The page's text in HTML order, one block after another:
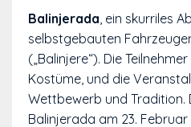
Balinjerada, ein skurriles
selbstgebauten
(„Balinjere“). Die
Kostüme, und die
Wettbewerb und Tradition.
Balinjerada am 23.